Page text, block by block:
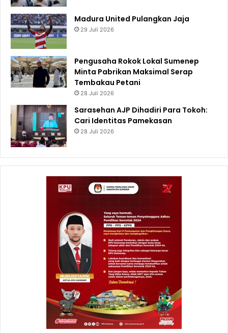
Madura United Pulangkan Jaja
29 Juli 2026
Pengusaha Rokok Lokal Sumenep
Minta Pabrikan Maksimal Serap
Tembakau Petani
28 Juli 2026
Sarasehan AJP Dihadiri Para Tokoh:
Cari Identitas Pamekasan
28 Juli 2026